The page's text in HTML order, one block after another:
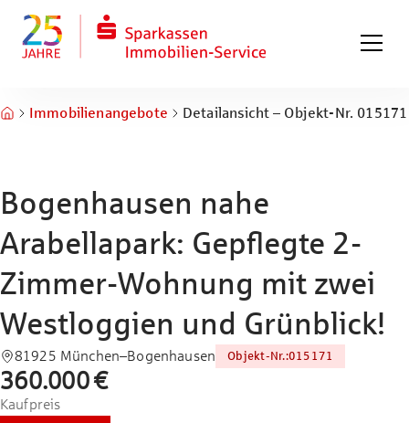
Zum Fuß springen
Immobilienangebote Detailansicht – Objekt-Nr. 015171
Bogenhausen nahe
Arabellapark: Gepflegte 2-
Zimmer-Wohnung mit zwei
Westloggien und Grünblick!
81925 München–Bogenhausen Objekt-Nr.:015171
360.000 €
Kaufpreis